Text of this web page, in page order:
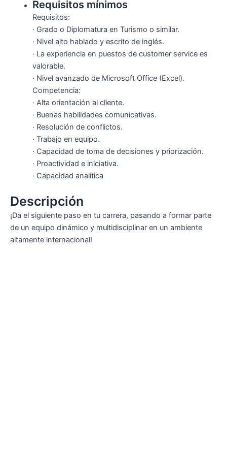
Requisitos mínimos
Requisitos:
· Grado o Diplomatura en Turismo o similar.
· Nivel alto hablado y escrito de inglés.
· La experiencia en puestos de customer service es
valorable.
· Nivel avanzado de Microsoft Office (Excel).
Competencia:
· Alta orientación al cliente.
· Buenas habilidades comunicativas.
· Resolución de conflictos.
· Trabajo en equipo.
· Capacidad de toma de decisiones y priorización.
· Proactividad e iniciativa.
· Capacidad analítica
Descripción
¡Da el siguiente paso en tu carrera, pasando a formar parte
de un equipo dinámico y multidisciplinar en un ambiente
altamente internacional!